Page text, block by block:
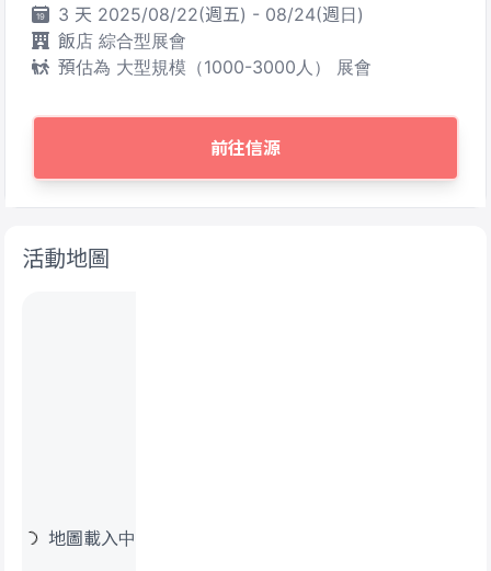
3 天 2025/08/22(週五) - 08/24(週日)
飯店 綜合型展會
預估為 大型規模（1000-3000人） 展會
前往信源
活動地圖
地圖載入中